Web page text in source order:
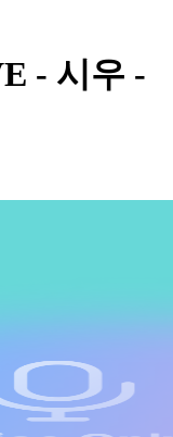
- 시우 -